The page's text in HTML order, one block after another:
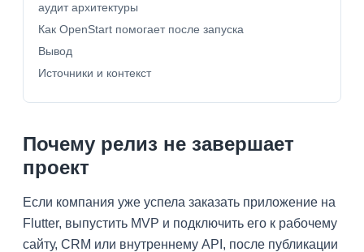
аудит архитектуры
Как OpenStart помогает после запуска
Вывод
Источники и контекст
Почему релиз не завершает
проект
Если компания уже успела заказать приложение на
Flutter, выпустить MVP и подключить его к рабочему
сайту, CRM или внутреннему API, после публикации